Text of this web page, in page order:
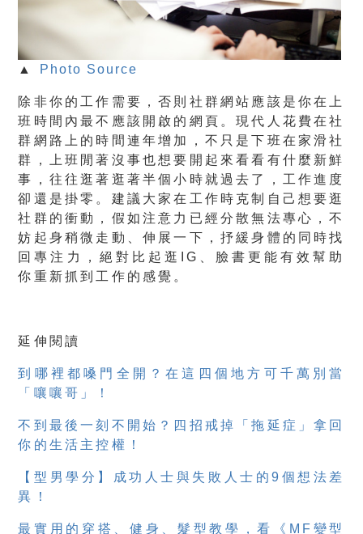
▲ Photo Source
除非你的工作需要，否則社群網站應該是你在上
班時間內最不應該開啟的網頁。現代人花費在社
群網路上的時間連年增加，不只是下班在家滑社
群，上班閒著沒事也想要開起來看看有什麼新鮮
事，往往逛著逛著半個小時就過去了，工作進度
卻還是掛零。建議大家在工作時克制自己想要逛
社群的衝動，假如注意力已經分散無法專心，不
妨起身稍微走動、伸展一下，抒緩身體的同時找
回專注力，絕對比起逛IG、臉書更能有效幫助
你重新抓到工作的感覺。
延伸閱讀
到哪裡都嗓門全開？在這四個地方可千萬別當
「嚷嚷哥」！
不到最後一刻不開始？四招戒掉「拖延症」拿回
你的生活主控權！
【型男學分】成功人士與失敗人士的9個想法差
異！
最實用的穿搭、健身、髮型教學，看《MF變型